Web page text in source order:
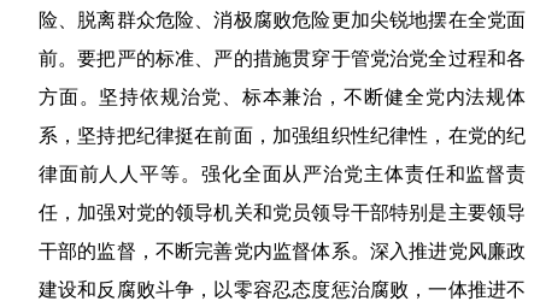
险、脱离群众危险、消极腐败危险更加尖锐地摆在全党面
前。要把严的标准、严的措施贯穿于管党治党全过程和各
方面。坚持依规治党、标本兼治，不断健全党内法规体
系，坚持把纪律挺在前面，加强组织性纪律性，在党的纪
律面前人人平等。强化全面从严治党主体责任和监督责
任，加强对党的领导机关和党员领导干部特别是主要领导
干部的监督，不断完善党内监督体系。深入推进党风廉政
建设和反腐败斗争，以零容忍态度惩治腐败，一体推进不